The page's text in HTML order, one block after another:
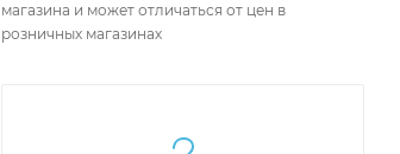
магазина и может отличаться от цен в
розничных магазинах